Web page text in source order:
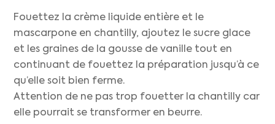
Fouettez la crème liquide entière et le
mascarpone en chantilly, ajoutez le sucre glace
et les graines de la gousse de vanille tout en
continuant de fouettez la préparation jusqu’à ce
qu’elle soit bien ferme.
Attention de ne pas trop fouetter la chantilly car
elle pourrait se transformer en beurre.